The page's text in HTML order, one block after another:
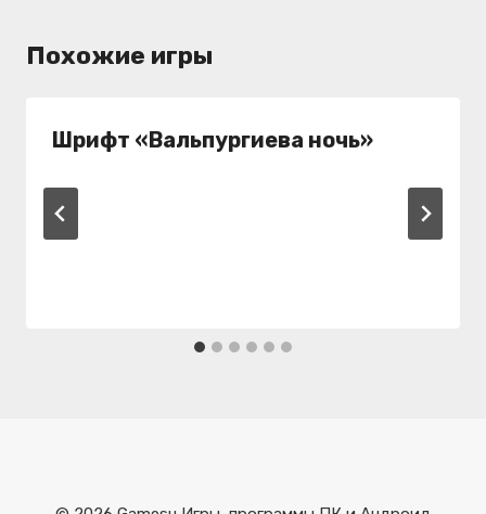
Похожие игры
Шрифт «Вальпургиева ночь»